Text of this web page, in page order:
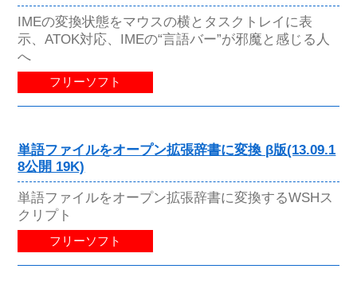
IMEの変換状態をマウスの横とタスクトレイに表
示、ATOK対応、IMEの“言語バー”が邪魔と感じる人
へ
フリーソフト
単語ファイルをオープン拡張辞書に変換 β版(13.09.1
8公開 19K)
単語ファイルをオープン拡張辞書に変換するWSHス
クリプト
フリーソフト